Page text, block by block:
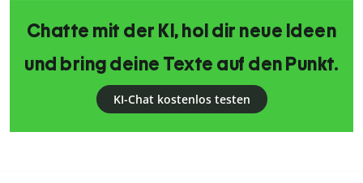
Chatte mit der KI, hol dir neue Ideen
und bring deine Texte auf den Punkt.
KI-Chat kostenlos testen